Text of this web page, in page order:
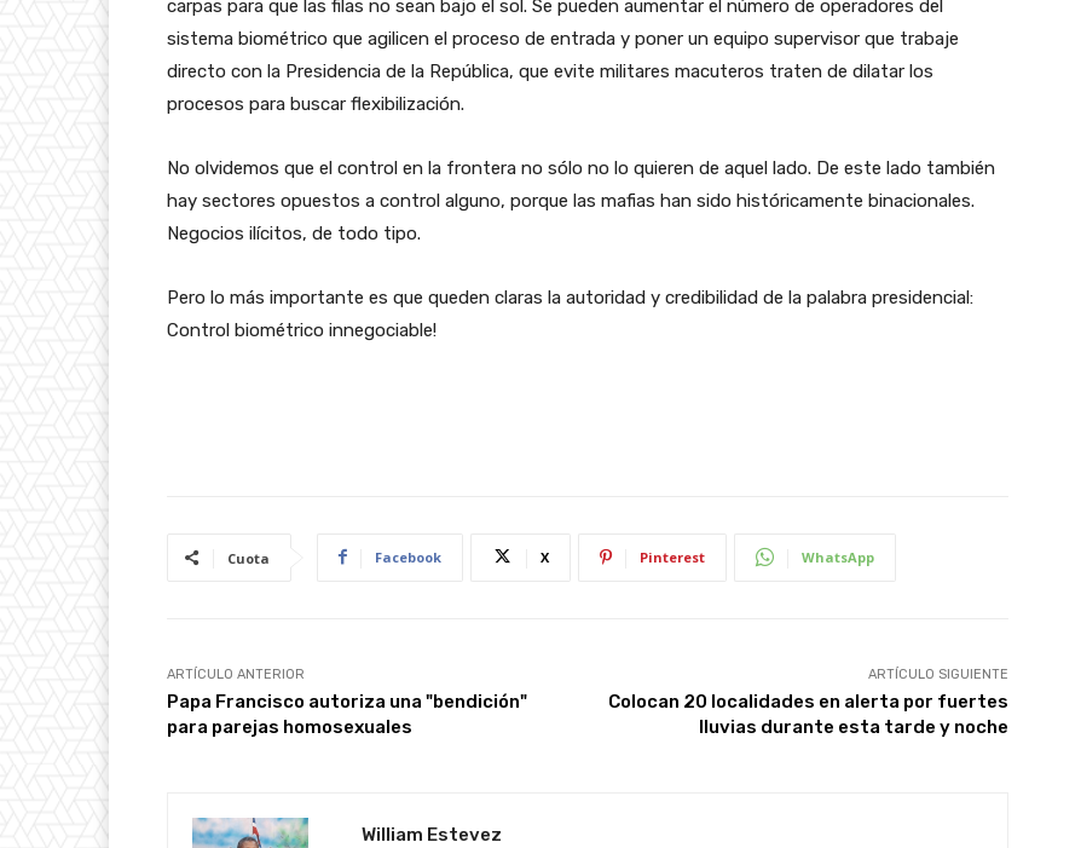
carpas para que las filas no sean bajo el sol. Se pueden aumentar el número de operadores del
sistema biométrico que agilicen el proceso de entrada y poner un equipo supervisor que trabaje
directo con la Presidencia de la República, que evite militares macuteros traten de dilatar los
procesos para buscar flexibilización.
No olvidemos que el control en la frontera no sólo no lo quieren de aquel lado. De este lado también
hay sectores opuestos a control alguno, porque las mafias han sido históricamente binacionales.
Negocios ilícitos, de todo tipo.
Pero lo más importante es que queden claras la autoridad y credibilidad de la palabra presidencial:
Control biométrico innegociable!
Cuota Facebook X Pinterest WhatsApp
ARTÍCULO ANTERIOR
Papa Francisco autoriza una "bendición"
para parejas homosexuales
ARTÍCULO SIGUIENTE
Colocan 20 localidades en alerta por fuertes
lluvias durante esta tarde y noche
William Estevez